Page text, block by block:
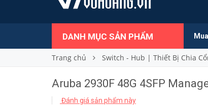
DANH MỤC SẢN PHẨM
Trang chủ Switch - Hub | Thiết Bị Chia
Aruba 2930F 48G 4SFP
Đánh giá sản phẩm này